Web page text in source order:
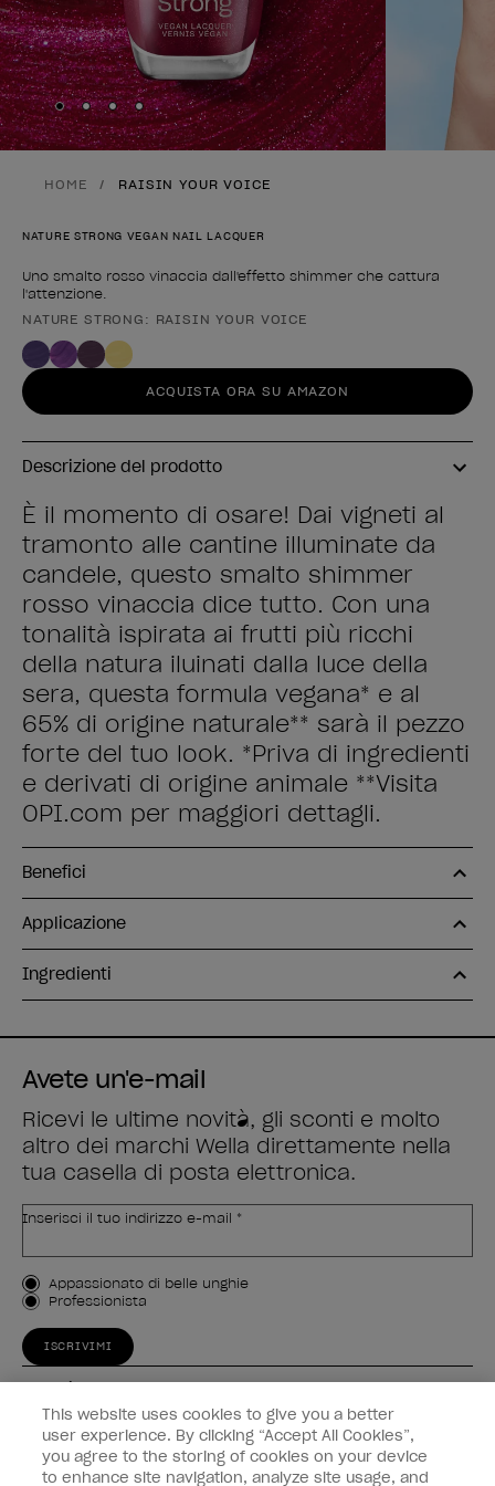
Skip to slide1
Skip to slide2
Skip to slide3
Skip to slide4
HOME RAISIN YOUR VOICE
NATURE STRONG VEGAN NAIL LACQUER
Uno smalto rosso vinaccia dall'effetto shimmer che cattura
l'attenzione.
Forma del prodotto
NATURE STRONG: RAISIN YOUR VOICE
ACQUISTA ORA SU AMAZON
Descrizione del prodotto
È il momento di osare! Dai vigneti al
tramonto alle cantine illuminate da
candele, questo smalto shimmer
rosso vinaccia dice tutto. Con una
tonalità ispirata ai frutti più ricchi
della natura iluinati dalla luce della
sera, questa formula vegana* e al
65% di origine naturale** sarà il pezzo
forte del tuo look. *Priva di ingredienti
e derivati di origine animale **Visita
OPI.com per maggiori dettagli.
Benefici
Applicazione
Ingredienti
Avete un'e-mail
Ricevi le ultime novità, gli sconti e molto
altro dei marchi Wella direttamente nella
tua casella di posta elettronica.
Inserisci il tuo indirizzo e-mail *
Tipo di cliente
Appassionato di belle unghie
Professionista
ISCRIVIMI
Esperienza
Collegati
Informazioni sul cliente
This website uses cookies to give you a better
user experience. By clicking “Accept All Cookies”,
you agree to the storing of cookies on your device
to enhance site navigation, analyze site usage, and